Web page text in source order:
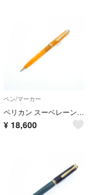
ペン/マーカー
ペリカン スーベレーンK320オレンジ ボールペン
¥ 18,600